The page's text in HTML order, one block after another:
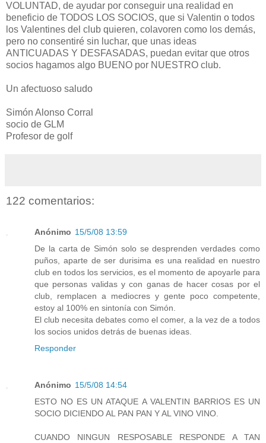
VOLUNTAD, de ayudar por conseguir una realidad en
beneficio de TODOS LOS SOCIOS, que si Valentin o todos
los Valentines del club quieren, colavoren como los demás,
pero no consentiré sin luchar, que unas ideas
ANTICUADAS Y DESFASADAS, puedan evitar que otros
socios hagamos algo BUENO por NUESTRO club.
Un afectuoso saludo
Simón Alonso Corral
socio de GLM
Profesor de golf
122 comentarios:
Anónimo 15/5/08 13:59
De la carta de Simón solo se desprenden verdades como
puños, aparte de ser durisima es una realidad en nuestro
club en todos los servicios, es el momento de apoyarle para
que personas validas y con ganas de hacer cosas por el
club, remplacen a mediocres y gente poco competente,
estoy al 100% en sintonía con Simón.
El club necesita debates como el comer, a la vez de a todos
los socios unidos detrás de buenas ideas.
Responder
Anónimo 15/5/08 14:54
ESTO NO ES UN ATAQUE A VALENTIN BARRIOS ES UN
SOCIO DICIENDO AL PAN PAN Y AL VINO VINO.
CUANDO NINGUN RESPOSABLE RESPONDE A TAN